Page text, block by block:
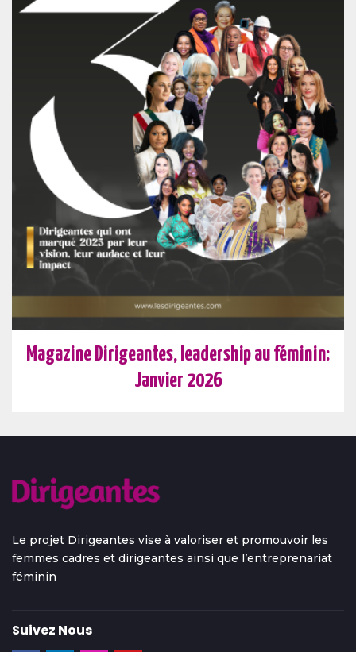
Magazine Dirigeantes, leadership au féminin:
Janvier 2026
Le projet Dirigeantes vise à valoriser et promouvoir les
femmes cadres et dirigeantes ainsi que l’entreprenariat
féminin
Suivez Nous